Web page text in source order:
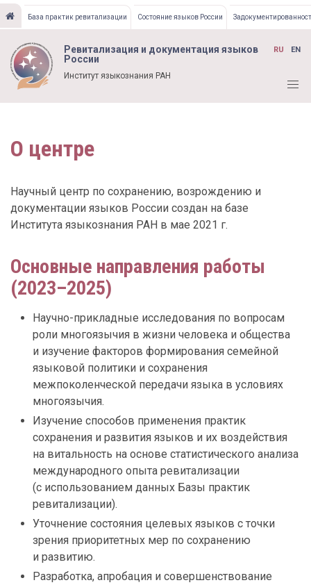
Перейти
к
основному
содержанию
База практик ревитализации Состояние языков России
Ревитализация и документация языков
России
Институт языкознания РАН
RU EN
О центре
Научный центр по сохранению, возрождению и
документации языков России создан на базе
Института языкознания РАН в мае 2021 г.
Основные направления работы
(2023–2025)
Научно-прикладные исследования по вопросам
роли многоязычия в жизни человека и общества
и изучение факторов формирования семейной
языковой политики и сохранения
межпоколенческой передачи языка в условиях
многоязычия.
Изучение способов применения практик
сохранения и развития языков и их воздействия
на витальность на основе статистического анализа
международного опыта ревитализации
(с использованием данных Базы практик
ревитализации).
Уточнение состояния целевых языков с точки
зрения приоритетных мер по сохранению
и развитию.
Разработка, апробация и совершенствование